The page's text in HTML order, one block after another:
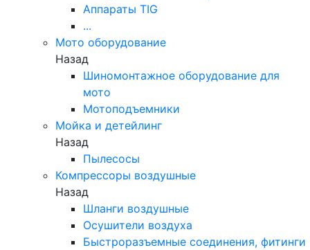
Аппараты TIG
...
Мото оборудование
Назад
Шиномонтажное оборудование для
мото
Мотоподъемники
Мойка и детейлинг
Назад
Пылесосы
Компрессоры воздушные
Назад
Шланги воздушные
Осушители воздуха
Быстроразъемные соединения, фитинги